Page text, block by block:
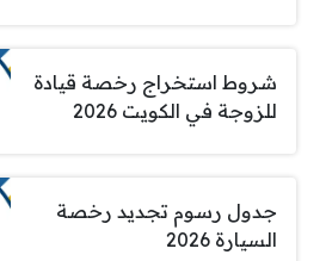
شروط استخراج رخصة قيادة
للزوجة في الكويت 2026
جدول رسوم تجديد رخصة
السيارة 2026